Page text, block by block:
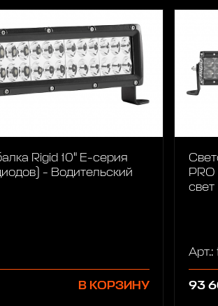
Rigid 10" Е-серия
- Водительский
В КОРЗИНУ
свет
Арт.:
93